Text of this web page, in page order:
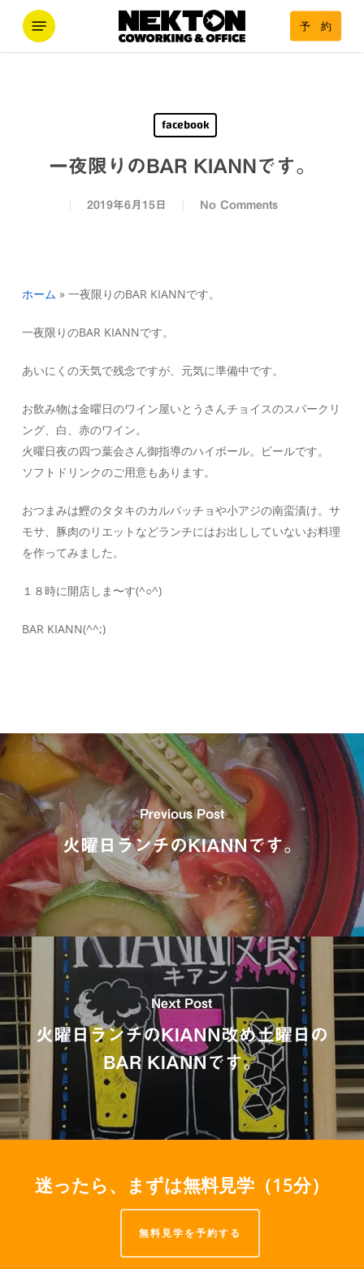
予 約
Menu
facebook
一夜限りのBAR KIANNです。
2019年6月15日 No Comments
ホーム » 一夜限りのBAR KIANNです。
一夜限りのBAR KIANNです。
あいにくの天気で残念ですが、元気に準備中です。
お飲み物は金曜日のワイン屋いとうさんチョイスのスパークリ
ング、白、赤のワイン。
火曜日夜の四つ葉会さん御指導のハイボール。ビールです。
ソフトドリンクのご用意もあります。
おつまみは鰹のタタキのカルパッチョや小アジの南蛮漬け。サ
モサ、豚肉のリエットなどランチにはお出ししていないお料理
を作ってみました。
１８時に開店しま〜す(^○^)
BAR KIANN(^^;)
Previous Post
火曜日ランチのKIANNです。
Next Post
火曜日ランチのKIANN改め土曜日の
BAR KIANNです。
迷ったら、まずは無料見学（15分）
無料見学を予約する